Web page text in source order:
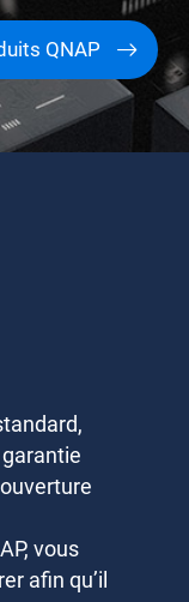
QNAP
vous
afin qu’il